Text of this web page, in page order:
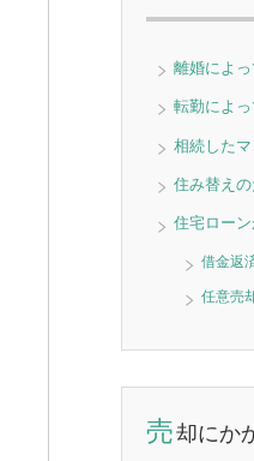
離婚によ
転勤によ
相続した
住み替え
住宅ロー
借金返
任意売
売却にか